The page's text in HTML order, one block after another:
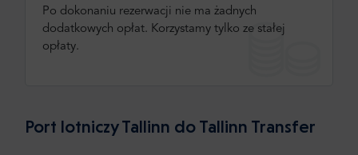
Po dokonaniu rezerwacji nie ma żadnych
dodatkowych opłat. Korzystamy tylko ze stałej
opłaty.
Port lotniczy Tallinn do Tallinn Transfer